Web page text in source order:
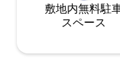
敷地内無料駐⁠
ス⁠ペ⁠ー⁠ス